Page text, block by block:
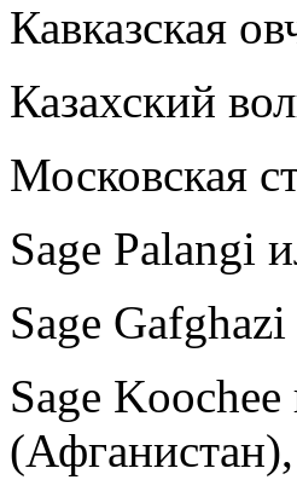
Кавказская
Казахский
Московская
Sage Palangi
Sage
Sage
(Афганистан),